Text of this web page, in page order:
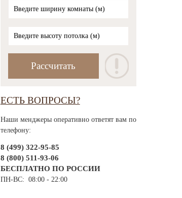
ЕСТЬ ВОПРОСЫ?
Наши менджеры оперативно ответят вам по
телефону:
8 (499) 322-95-85
8 (800) 511-93-06
БЕСПЛАТНО ПО РОССИИ
ПН-ВС: 08:00 - 22:00